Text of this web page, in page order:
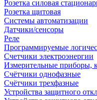
Розетка силовая
Розетка щитовая
Системы автоматизации
Датчики/сенсоры
Реле
Программируемые
Счетчики электроэнергии
Измерительные приборы,
Счётчики однофазные
Счётчики трехфазные
Устройства защитного